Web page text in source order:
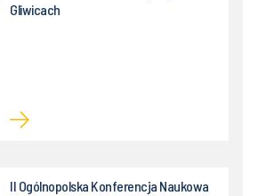
Gliwicach
II Ogólnopolska Konferencja Naukowa